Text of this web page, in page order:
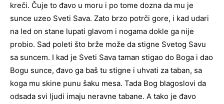
kreči. Čuje to đavo u moru i po tome dozna da mu je
sunce uzeo Sveti Sava. Zato brzo potrči gore, i kad udari
na led on stane lupati glavom i nogama dokle ga nije
probio. Sad poleti što brže može da stigne Svetog Savu
sa suncem. I kad je Sveti Sava taman stigao do Boga i dao
Bogu sunce, đavo ga baš tu stigne i uhvati za taban, sa
koga mu skine punu šaku mesa. Tada Bog blagoslovi da
odsada svi ljudi imaju neravne tabane. A tako je đavo